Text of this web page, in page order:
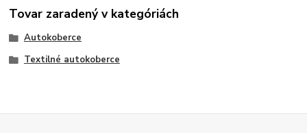
Tovar zaradený v kategóriách
Autokoberce
Textilné autokoberce